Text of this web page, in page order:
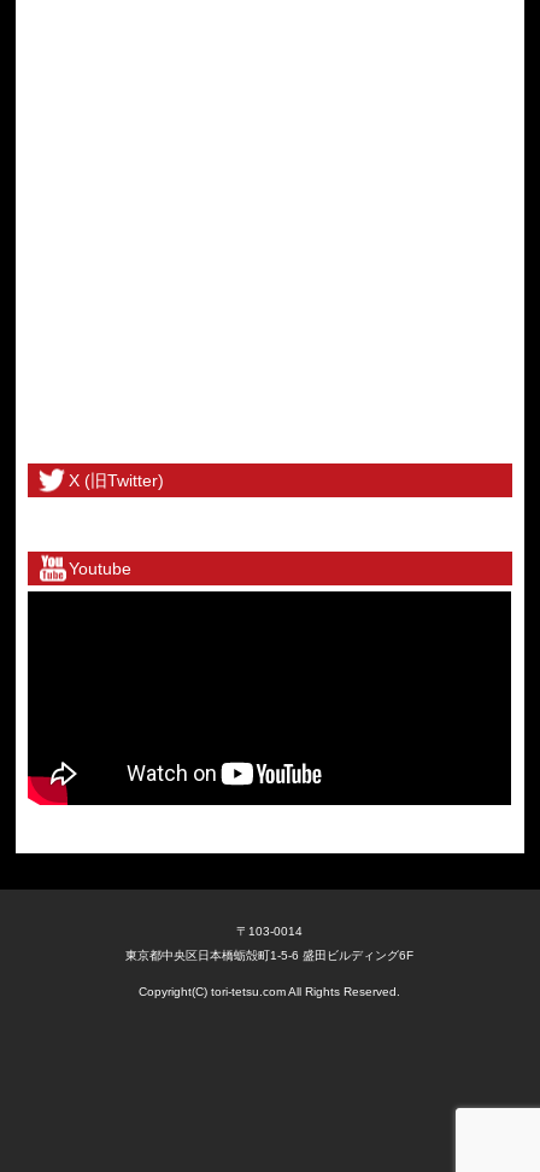
X (旧Twitter)
Youtube
〒103-0014
東京都中央区日本橋蛎殻町1-5-6 盛田ビルディング6F
Copyright(C) tori-tetsu.com All Rights Reserved.